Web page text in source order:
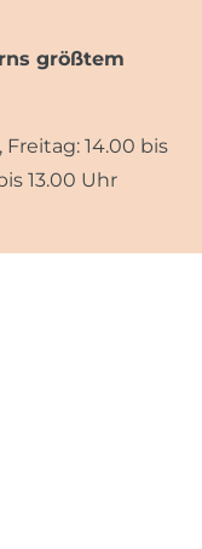
größtem
Freitag: 14.00 bis
13.00 Uhr